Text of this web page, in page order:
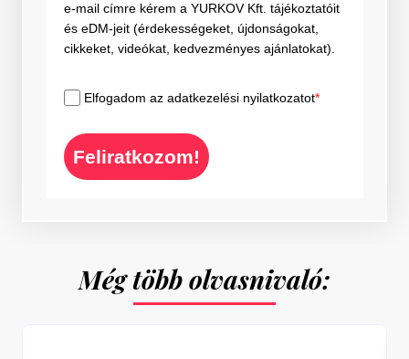
e-mail címre kérem a YURKOV Kft. tájékoztatóit
és eDM-jeit (érdekességeket, újdonságokat,
cikkeket, videókat, kedvezményes ajánlatokat).
Elfogadom az adatkezelési nyilatkozatot*
Feliratkozom!
Még több olvasnivaló: